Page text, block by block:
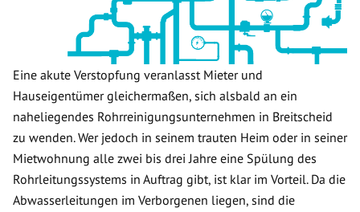
Eine akute Verstopfung veranlasst Mieter und
Hauseigentümer gleichermaßen, sich alsbald an ein
naheliegendes Rohrreinigungsunternehmen in Breitscheid
zu wenden. Wer jedoch in seinem trauten Heim oder in seiner
Mietwohnung alle zwei bis drei Jahre eine Spülung des
Rohrleitungssystems in Auftrag gibt, ist klar im Vorteil. Da die
Abwasserleitungen im Verborgenen liegen, sind die